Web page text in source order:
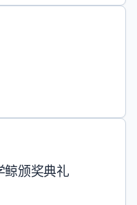
鲸颁奖典礼